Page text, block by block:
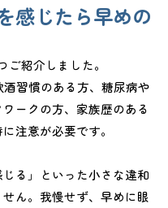
感じたら早めの
紹介しました。
習慣のある方、糖尿病や
ークの方、家族歴のある
注意が必要です。
る」といった小さな違和
ん。我慢せず、早めに眼